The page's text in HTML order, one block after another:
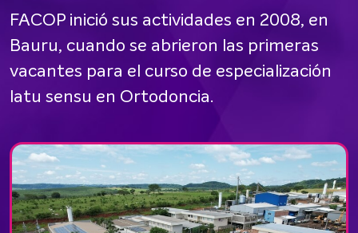
FACOP inició sus actividades en 2008, en
Bauru, cuando se abrieron las primeras
vacantes para el curso de especialización
latu sensu en Ortodoncia.